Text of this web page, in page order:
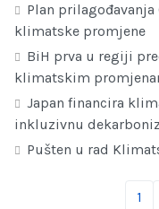
Plan prilagođavanja
klimatske promjene
BiH prva u regiji
klimatskim
Japan financira
inkluzivnu
Pušten u rad
1